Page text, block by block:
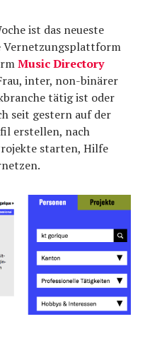
ist das neueste
Vernetzungsplattform
Music Directory
inter, non-binärer
tätig ist oder
seit gestern auf der
erstellen, nach
starten, Hilfe